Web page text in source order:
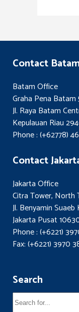
Contact
Batam Office
Graha Pena
Jl. Raya Batam
Kepulauan Riau
Phone : (+62778)
Contact
Jakarta Office
Citra Tower, North
Jl. Benyamin
Jakarta Pusat
Phone : (+6221)
Fax: (+6221) 3970
Search